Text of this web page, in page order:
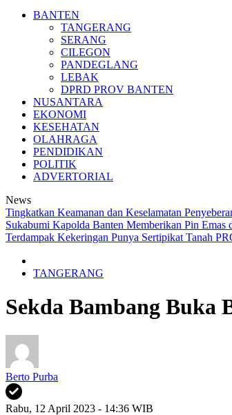
BANTEN
TANGERANG
SERANG
CILEGON
PANDEGLANG
LEBAK
DPRD PROV BANTEN
NUSANTARA
EKONOMI
KESEHATAN
OLAHRAGA
PENDIDIKAN
POLITIK
ADVERTORIAL
News
Tingkatkan Keamanan dan Keselamatan
Sukabumi Kapolda Banten Memberikan Pin Emas
Terdampak Kekeringan Punya Sertipikat Tanah
TANGERANG
Sekda Bambang Buka
Berto Purba
Rabu, 12 April 2023 - 14:36 WIB